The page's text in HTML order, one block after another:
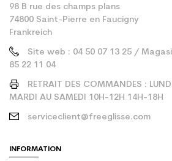
98 B rue des champs plans
74800 Saint-Pierre en Faucigny
Frankreich
Site web : 04 50 07 13 25 /
85 22 11 04
RETRAIT DES COMMANDES :
MARDI AU SAMEDI 10H-12H 14H-18H
serviceclient@freeglisse.com
INFORMATION